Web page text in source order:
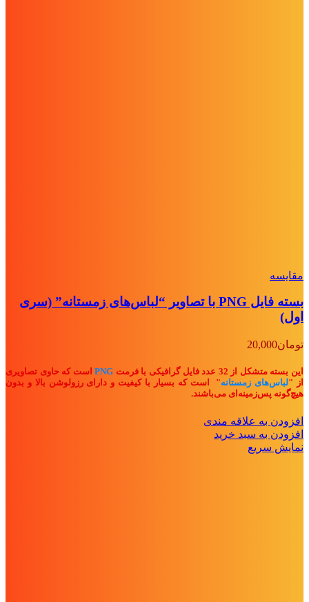
مقايسه
بسته فایل PNG با تصاویر “لباس‌های زمستانه” (سری
اول)
تومان20,000
این بسته متشکل از 32 عدد فایل گرافیکی با فرمت PNGاست که حاوی تصاویری
از "لباس‌های زمستانه" است که بسیار با کیفیت و دارای رزولوشن بالا و بدون
هیچ‌گونه پس‌زمینه‌ای می‌باشند.
افزودن به علاقه مندی
افزودن به سبد خرید
نمایش سریع